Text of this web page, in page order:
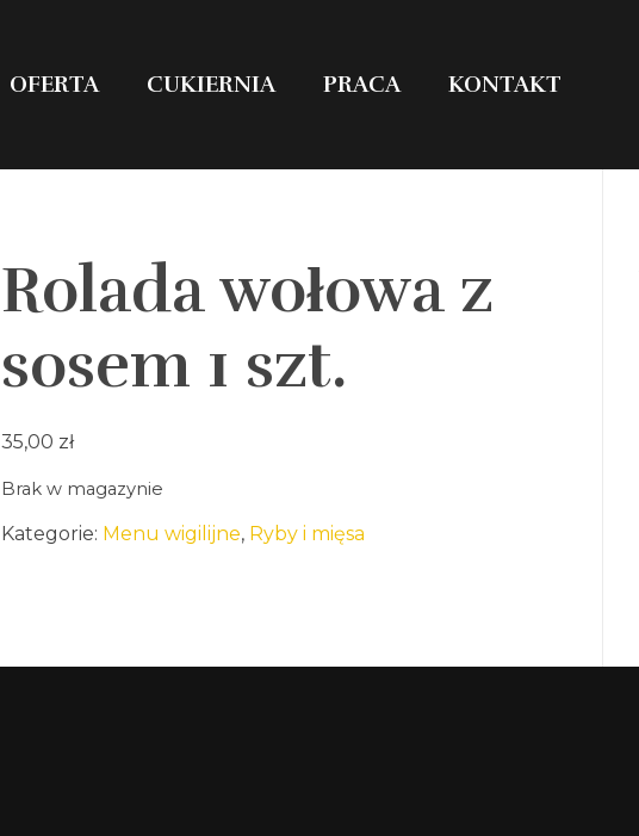
OFERTA CUKIERNIA PRACA KONTAKT
Rolada wołowa z
sosem 1 szt.
35,00 zł
Brak w magazynie
Kategorie: Menu wigilijne, Ryby i mięsa